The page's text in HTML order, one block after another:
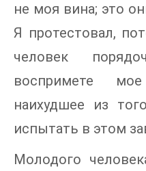
не моя вина; это
Я протестовал,
человек
воспримете
наихудшее из
испытать в этом
Молодого